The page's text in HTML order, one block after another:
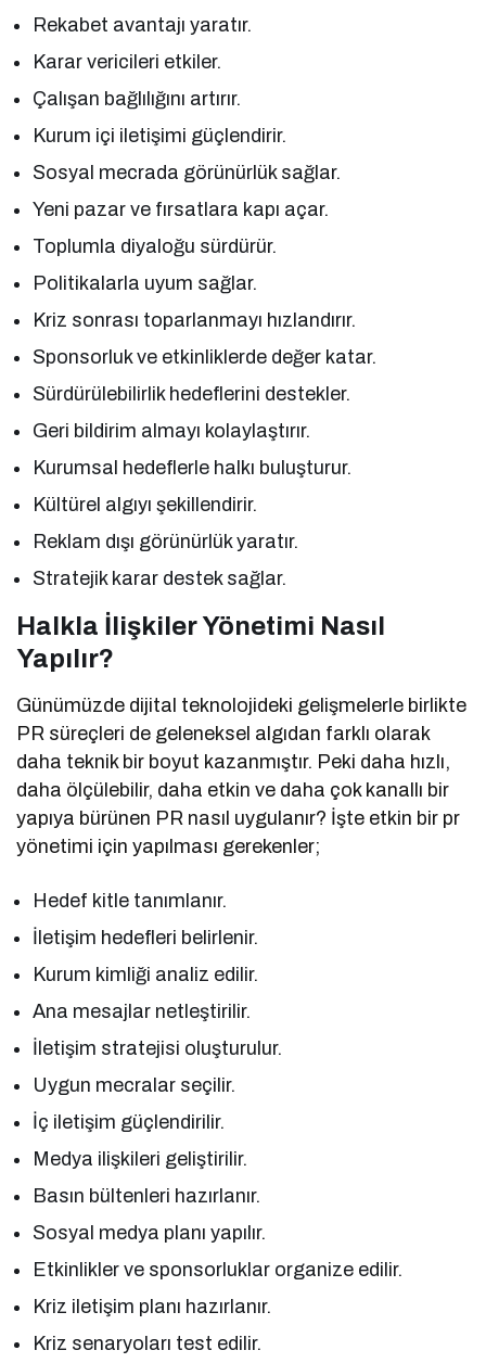
Rekabet avantajı yaratır.
Karar vericileri etkiler.
Çalışan bağlılığını artırır.
Kurum içi iletişimi güçlendirir.
Sosyal mecrada görünürlük sağlar.
Yeni pazar ve fırsatlara kapı açar.
Toplumla diyaloğu sürdürür.
Politikalarla uyum sağlar.
Kriz sonrası toparlanmayı hızlandırır.
Sponsorluk ve etkinliklerde değer katar.
Sürdürülebilirlik hedeflerini destekler.
Geri bildirim almayı kolaylaştırır.
Kurumsal hedeflerle halkı buluşturur.
Kültürel algıyı şekillendirir.
Reklam dışı görünürlük yaratır.
Stratejik karar destek sağlar.
Halkla İlişkiler Yönetimi Nasıl
Yapılır?
Günümüzde dijital teknolojideki gelişmelerle birlikte
PR süreçleri de geleneksel algıdan farklı olarak
daha teknik bir boyut kazanmıştır. Peki daha hızlı,
daha ölçülebilir, daha etkin ve daha çok kanallı bir
yapıya bürünen PR nasıl uygulanır? İşte etkin bir pr
yönetimi için yapılması gerekenler;
Hedef kitle tanımlanır.
İletişim hedefleri belirlenir.
Kurum kimliği analiz edilir.
Ana mesajlar netleştirilir.
İletişim stratejisi oluşturulur.
Uygun mecralar seçilir.
İç iletişim güçlendirilir.
Medya ilişkileri geliştirilir.
Basın bültenleri hazırlanır.
Sosyal medya planı yapılır.
Etkinlikler ve sponsorluklar organize edilir.
Kriz iletişim planı hazırlanır.
Kriz senaryoları test edilir.